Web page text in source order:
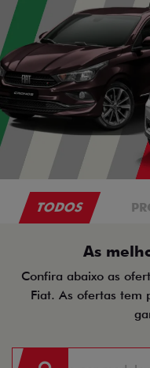
TODOS
As
Confira abaixo as
Fiat. As ofertas tem